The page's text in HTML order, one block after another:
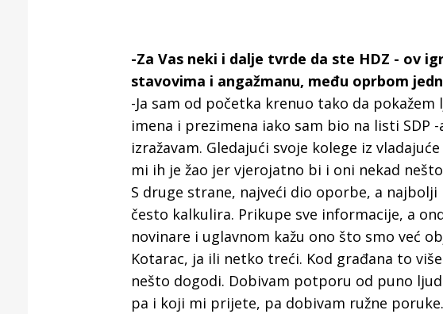
-Za Vas neki i dalje tvrde da ste HDZ - ov
stavovima i angažmanu, među oprbom
-Ja sam od početka krenuo tako da
imena i prezimena iako sam bio na listi SDP
izražavam. Gledajući svoje kolege iz
mi ih je žao jer vjerojatno bi i oni nekad
S druge strane, najveći dio oporbe, a
često kalkulira. Prikupe sve informacije, a
novinare i uglavnom kažu ono što smo već
Kotarac, ja ili netko treći. Kod građana to
nešto dogodi. Dobivam potporu od puno
pa i koji mi prijete, pa dobivam ružne poruke.